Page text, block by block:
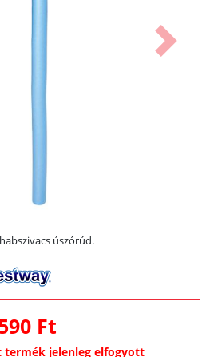
úszórúd.
Ft
jelenleg elfogyott